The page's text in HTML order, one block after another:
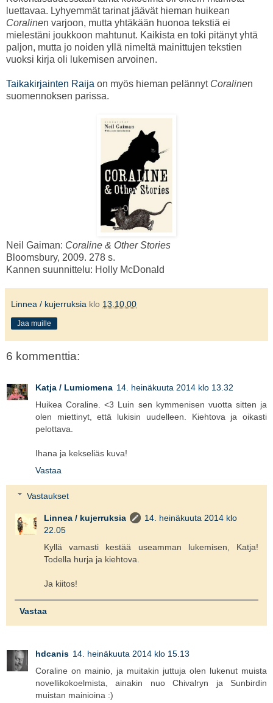
luettavaa. Lyhyemmät tarinat jäävät hieman huikean
Coralinen varjoon, mutta yhtäkään huonoa tekstiä ei
mielestäni joukkoon mahtunut. Kaikista en toki pitänyt yhtä
paljon, mutta jo noiden yllä nimeltä mainittujen tekstien
vuoksi kirja oli lukemisen arvoinen.
Taikakirjainten Raija on myös hieman pelännyt Coralinen
suomennoksen parissa.
Neil Gaiman: Coraline & Other Stories
Bloomsbury, 2009. 278 s.
Kannen suunnittelu: Holly McDonald
Linnea / kujerruksia klo 13.10.00
Jaa muille
6 kommenttia:
Katja / Lumiomena 14. heinäkuuta 2014 klo 13.32
Huikea Coraline. <3 Luin sen kymmenisen vuotta sitten ja
olen miettinyt, että lukisin uudelleen. Kiehtova ja oikasti
pelottava.
Ihana ja kekseliäs kuva!
Vastaa
Vastaukset
Linnea / kujerruksia
14. heinäkuuta 2014 klo
22.05
Kyllä vamasti kestää useamman lukemisen, Katja!
Todella hurja ja kiehtova.
Ja kiitos!
Vastaa
hdcanis 14. heinäkuuta 2014 klo 15.13
Coraline on mainio, ja muitakin juttuja olen lukenut muista
novellikokoelmista, ainakin nuo Chivalryn ja Sunbirdin
muistan mainioina :)